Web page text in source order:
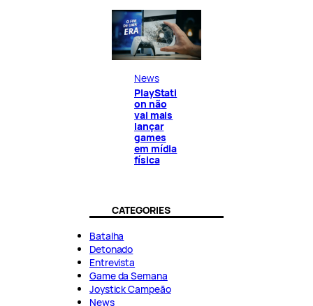
News
PlayStati
on não
vai mais
lançar
games
em mídia
física
CATEGORIES
Batalha
Detonado
Entrevista
Game da Semana
Joystick Campeão
News